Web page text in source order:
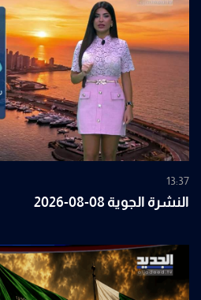
13:37
النشرة الجوية 08-08-2026